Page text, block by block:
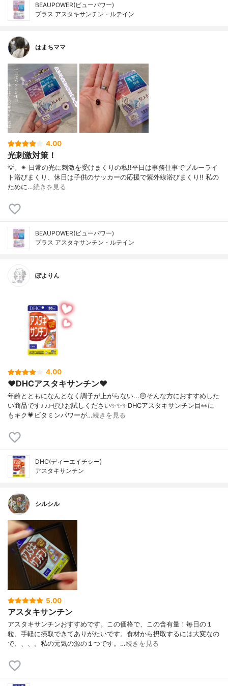
BEAUPOWER(ビューパワー)
プラス アスタキサンチン・ルテイン
はまちママ
4.00
光刺激対策！
💡。✴︎ 日常の光に刺激を受けまくりの私!!平日は事務仕事でブルーライ
ト浴びまくり、休日は子供のサッカーの応援で紫外線浴びまくり!! 私の
ために…続きを見る
BEAUPOWER(ビューパワー)
プラス アスタキサンチン・ルテイン
ぽよりん
4.00
❤︎DHCアスタキサンチン❤︎
年齢とともになんとなく調子が上がらない...😔そんな方におすすめした
い商品です♪♪♪ぜひお試しください✨✨✨DHCアスタキサンチン目👀に
もキク💗ビタミンパワーが…続きを見る
DHC(ディーエイチシー)
アスタキサンチン
シルシル
5.00
アスタキサンチン
アスタキサンチンおすすめです。この価格で、この含有量！毎日の１
粒、手軽に摂取できてありがたいです。食材から摂取するには大変なの
で、、、。私の元気の源の１つです。…続きを見る